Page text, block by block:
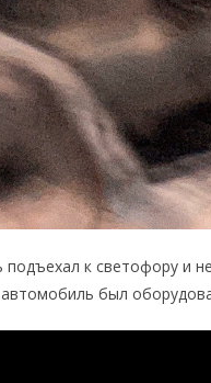
к светофору и
был